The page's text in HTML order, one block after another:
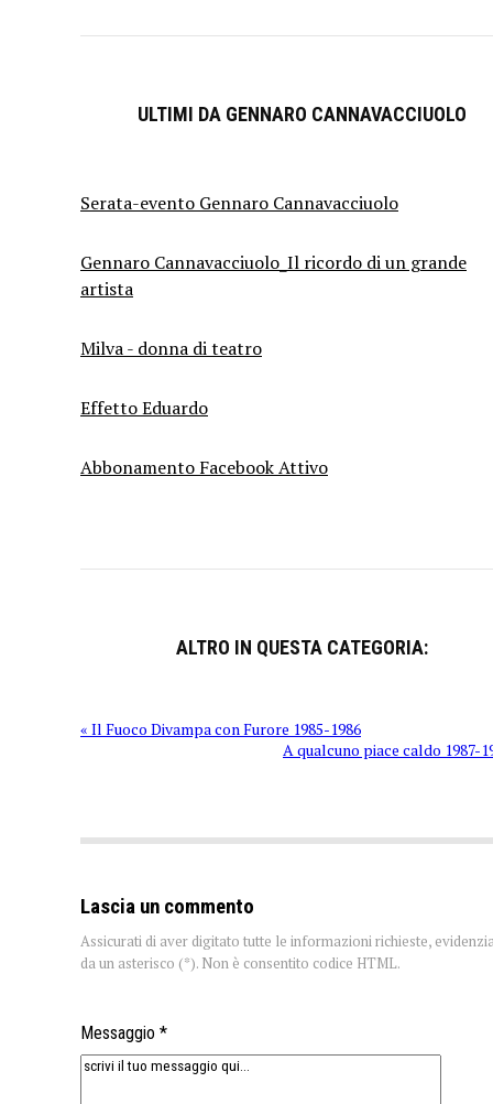
ULTIMI DA GENNARO CANNAVACCIUOLO
Serata-evento Gennaro Cannavacciuolo
Gennaro Cannavacciuolo_Il ricordo di un grande
artista
Milva - donna di teatro
Effetto Eduardo
Abbonamento Facebook Attivo
ALTRO IN QUESTA CATEGORIA:
« Il Fuoco Divampa con Furore 1985-1986
A qualcuno piace caldo 1987-
Lascia un commento
Assicurati di aver digitato tutte le informazioni richieste,
da un asterisco (*). Non è consentito codice HTML.
Messaggio *